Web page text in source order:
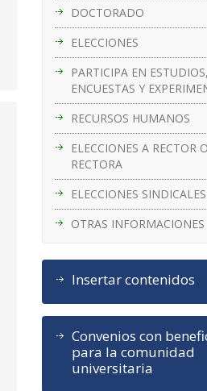
DOCTORADO
ELECCIONES
PARTICIPA EN ESTUDIOS,
ENCUESTAS Y
RECURSOS HUMANOS
ELECCIONES A RECTOR O
RECTORA
ELECCIONES
OTRAS INFORMACIONES
Insertar contenidos
Convenios con
para la comunidad
universitaria